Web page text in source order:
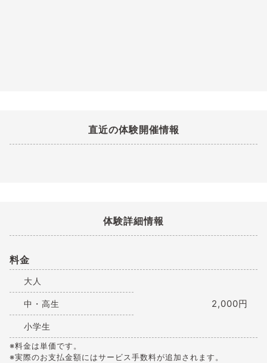
直近の体験開催情報
体験詳細情報
料金
大人
中・高生
小学生
2,000円
※料金は単価です。
※実際のお支払金額にはサービス手数料が追加されます。